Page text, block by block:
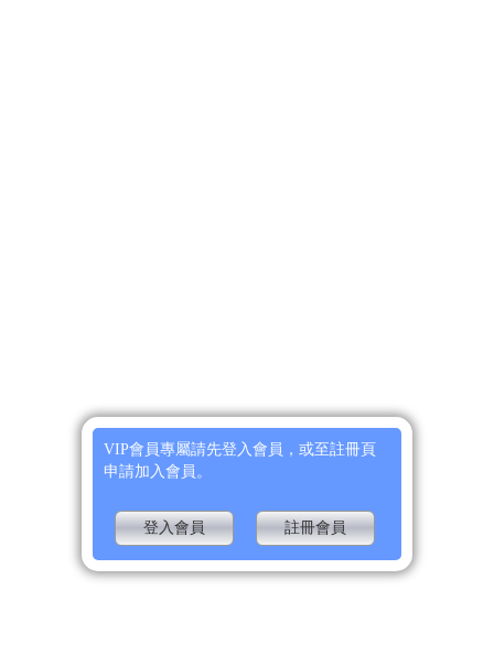
VIP會員專屬請先登入會員，或至註冊頁
申請加入會員。
登入會員 註冊會員